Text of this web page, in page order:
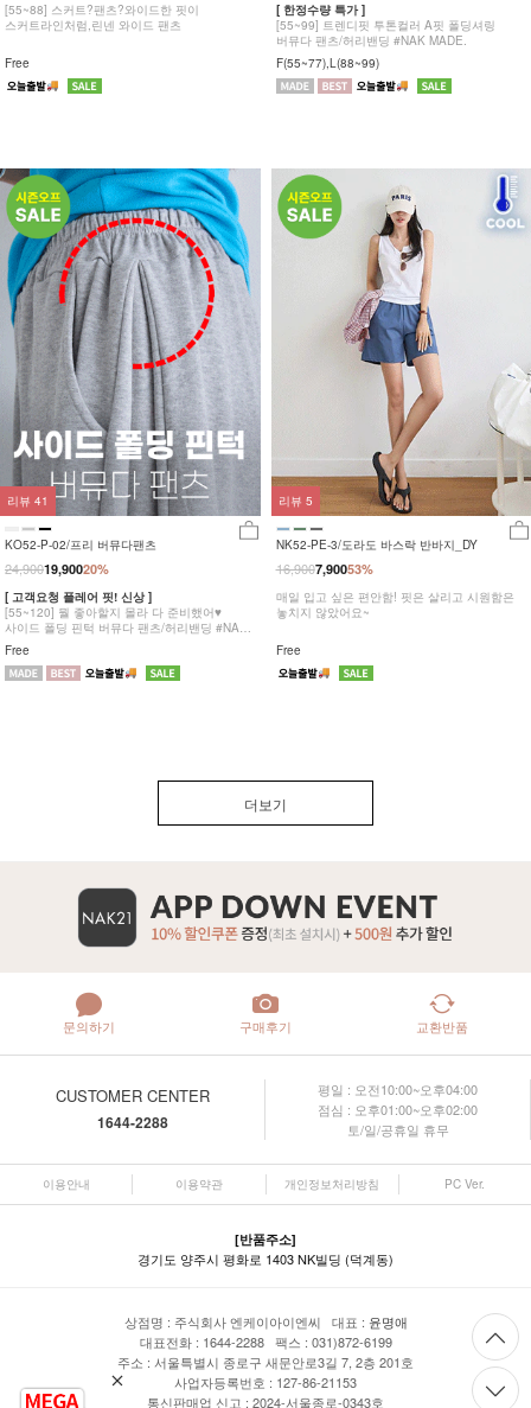
[55~88] 스커트?팬츠?와이드한 핏이
스커트라인처럼,린넨 와이드 팬츠
Free
[ 한정수량 특가 ]
[55~99] 트렌디핏 투톤컬러 A핏 폴딩셔링
버뮤다 팬츠/허리밴딩 #NAK MADE.
F(55~77),L(88~99)
KO52-P-02/프리 버뮤다팬츠
20%
24,90019,900
[ 고객요청 플레어 핏! 신상 ]
[55~120] 뭘 좋아할지 몰라 다 준비했어♥
사이드 폴딩 핀턱 버뮤다 팬츠/허리밴딩 #NAK
MADE.
Free
리뷰 41
NK52-PE-3/도라도 바스락 반바지_DY
53%
16,9007,900
매일 입고 싶은 편안함! 핏은 살리고 시원함은
놓치지 않았어요~
Free
리뷰 5
더보기
문의하기 구매후기 교환반품
CUSTOMER CENTER
1644-2288
평일 : 오전10:00~오후04:00
점심 : 오후01:00~오후02:00
토/일/공휴일 휴무
이용안내 이용약관 개인정보처리방침 PC Ver.
[반품주소]
경기도 양주시 평화로 1403 NK빌딩 (덕계동)
상점명 : 주식회사 엔케이아이엔씨 대표 : 윤명애
대표전화 : 1644-2288 팩스 : 031)872-6199
주소 : 서울특별시 종로구 새문안로3길 7, 2층 201호
사업자등록번호 : 127-86-21153
통신판매업 신고 : 2024-서울종로-0343호